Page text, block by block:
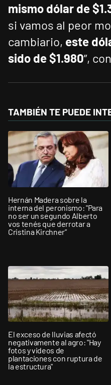
mismo dólar de
si vamos al peor
cambiario, este
sido de $1.980”,
TAMBIÉN TE PUEDE
Hernán Madera sobre la
interna del peronismo: "Para
no ser un segundo Alberto
vos tenés que derrotar a
Cristina Kirchner”
El exceso de lluvias afectó
negativamente al agro: "Hay
fotos y videos de
plantaciones con ruptura de
la estructura"